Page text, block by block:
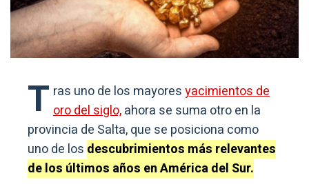
T ras uno de los mayoresyacimientos de
oro del siglo,ahora se suma otro en la
provincia de Salta, que se posiciona como
uno de los descubrimientos más relevantes
de los últimos años en América del Sur.